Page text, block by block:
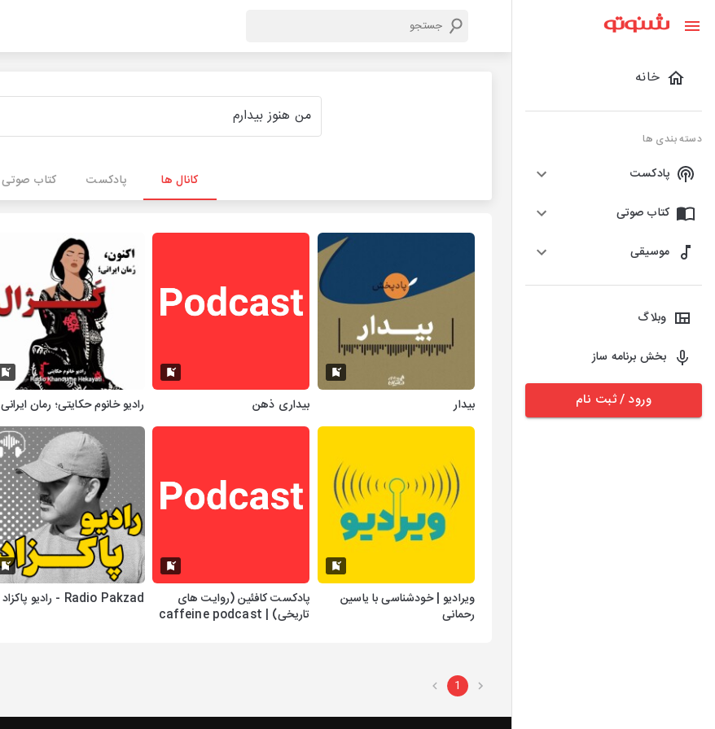
خانه
دسته بندی ها
پادکست
کتاب صوتی
موسیقی
وبلاگ
بخش برنامه ساز
ورود / ثبت نام
کانال ها پادکست کتاب صوتی
بیدار بیداری ذهن رادیو خانوم حکایتی؛ رمان ایرانی
ویرادیو | خودشناسی با یاسین
رحمانی
پادکست کافئین (روایت های
تاریخی) | caffeine podcast
Radio Pakzad - رادیو پاکزاد
1